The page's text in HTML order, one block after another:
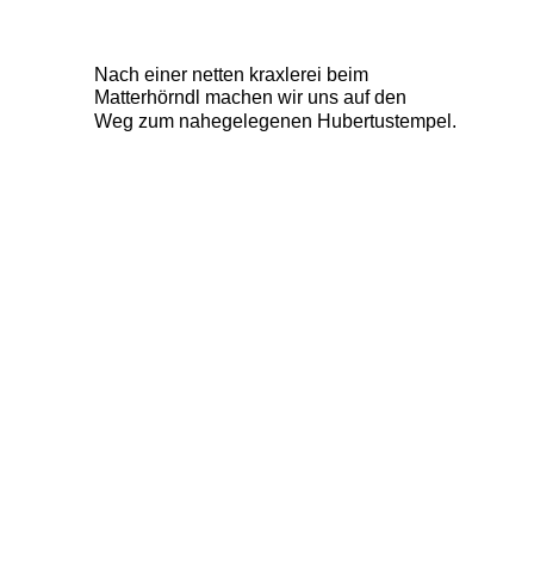
Nach einer netten kraxlerei beim
Matterhörndl machen wir uns auf den
Weg zum nahegelegenen Hubertustempel.